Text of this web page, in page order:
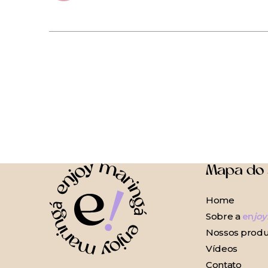
Mapa do
Home
Sobre a en
Nossos
Vídeos
Contato